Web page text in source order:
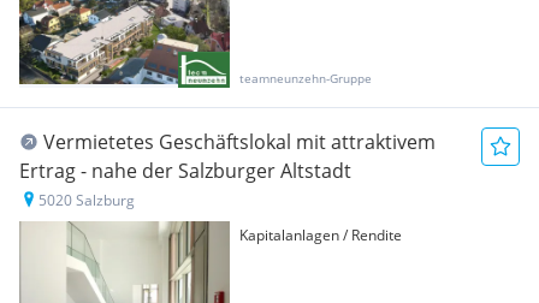
teamneunzehn-Gruppe
Vermietetes Geschäftslokal mit attraktivem
Ertrag - nahe der Salzburger Altstadt
5020 Salzburg
Kapitalanlagen / Rendite